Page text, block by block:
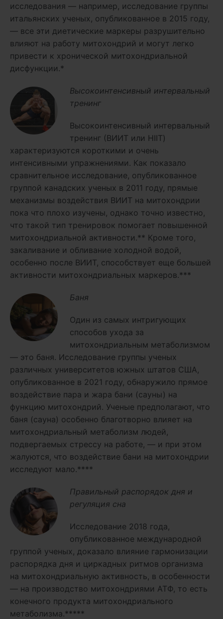
исследования — например, исследование группы
итальянских ученых, опубликованное в 2015 году,
— все эти диетические маркеры разрушительно
влияют на работу митохондрий и могут легко
привести к хронической митохондриальной
дисфункции.*
Высокоинтенсивный интервальный
тренинг
Высокоинтенсивный интервальный
тренинг (ВИИТ или HIIT)
характеризуются короткими и очень
интенсивными упражнениями. Как показало
сравнительное исследование, опубликованное
группой канадских ученых в 2011 году, прямые
механизмы воздействия ВИИТ на митохондрии
пока что плохо изучены, однако точно известно,
что такой тип тренировок помогает повышенной
митохондриальной активности.** Кроме того,
закаливание и обливание холодной водой,
особенно после ВИИТ, способствует еще большей
активности митохондриальных маркеров.***
Баня
Один из самых интригующих
способов ухода за
митохондриальным метаболизмом
— это баня. Исследование группы ученых
различных университетов южных штатов США,
опубликованное в 2021 году, обнаружило прямое
воздействие пара и жара бани (сауны) на
функцию митохондрий. Ученые предполагают, что
баня (сауна) особенно благотворно влияет на
митохондриальный метаболизм людей,
подвергаемых стрессу на работе, — и при этом
жалуются, что воздействие бани на митохондрии
исследуют мало.****
Правильный распорядок дня и
регуляция сна
Исследование 2018 года,
опубликованное международной
группой ученых, доказало влияние гармонизации
распорядка дня и циркадных ритмов организма
на митохондриальную активность, в особенности
— на производство митохондриями АТФ, то есть
конечного продукта митохондриального
метаболизма.*****